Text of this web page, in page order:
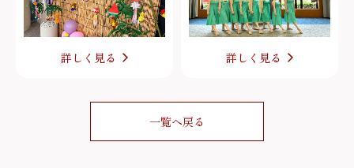
詳しく見る 詳しく見る
一覧へ戻る